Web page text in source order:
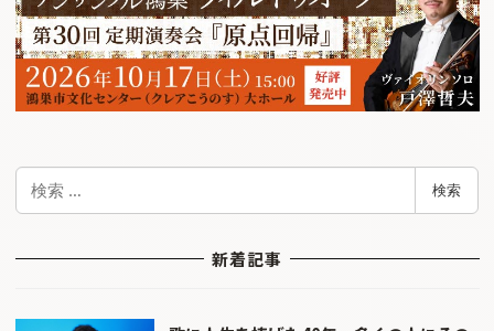
検索
新着記事